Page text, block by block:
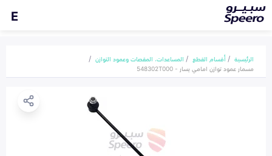
E
الرئيسية أقسام القطع
المساعدات، المقصات وعمود التوازن
مسمار عمود توازن امامي يسار - 548302T000